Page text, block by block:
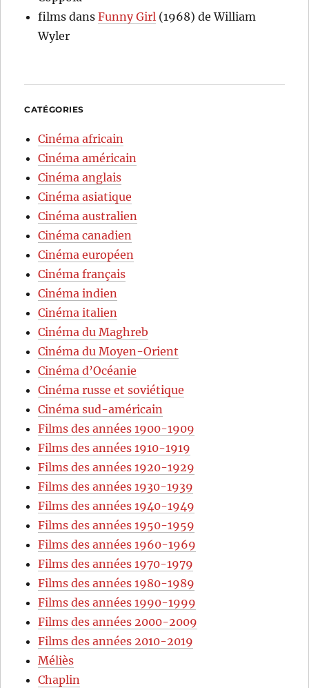
films dansFunny Girl (1968) de William
Wyler
CATÉGORIES
Cinéma africain
Cinéma américain
Cinéma anglais
Cinéma asiatique
Cinéma australien
Cinéma canadien
Cinéma européen
Cinéma français
Cinéma indien
Cinéma italien
Cinéma du Maghreb
Cinéma du Moyen-Orient
Cinéma d’Océanie
Cinéma russe et soviétique
Cinéma sud-américain
Films des années 1900-1909
Films des années 1910-1919
Films des années 1920-1929
Films des années 1930-1939
Films des années 1940-1949
Films des années 1950-1959
Films des années 1960-1969
Films des années 1970-1979
Films des années 1980-1989
Films des années 1990-1999
Films des années 2000-2009
Films des années 2010-2019
Méliès
Chaplin